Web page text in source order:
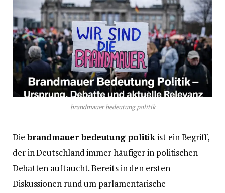
brandmauer bedeutung politik
Diebrandmauer bedeutung politikist ein Begriff,
der in Deutschland immer häufiger in politischen
Debatten auftaucht. Bereits in den ersten
Diskussionen rund um parlamentarische